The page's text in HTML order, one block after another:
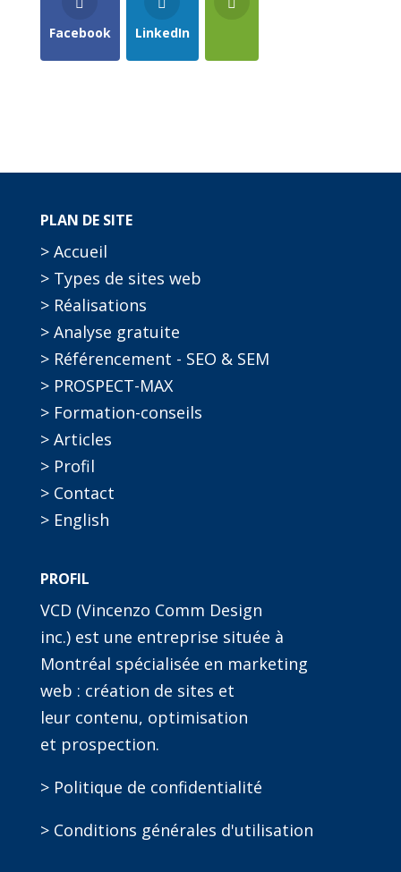
Facebook LinkedIn
PLAN DE SITE
> Accueil
> Types de sites web
> Réalisations
> Analyse gratuite
> Référencement - SEO & SEM
> PROSPECT-MAX
> Formation-conseils
> Articles
> Profil
> Contact
> English
PROFIL
VCD (Vincenzo Comm Design
inc.) est une entreprise située à
Montréal spécialisée en marketing
web : création de sites et
leur contenu, optimisation
et prospection.
> Politique de confidentialité
> Conditions générales d'utilisation